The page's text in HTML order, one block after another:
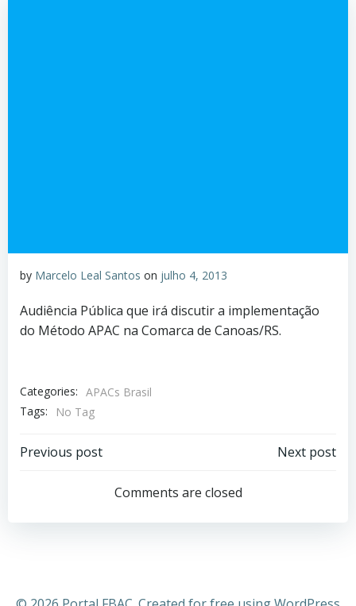
by Marcelo Leal Santos on julho 4, 2013
Audiência Pública que irá discutir a implementação
do Método APAC na Comarca de Canoas/RS.
Categories: APACs Brasil
Tags:
No Tag
Previous post Next post
Comments are closed